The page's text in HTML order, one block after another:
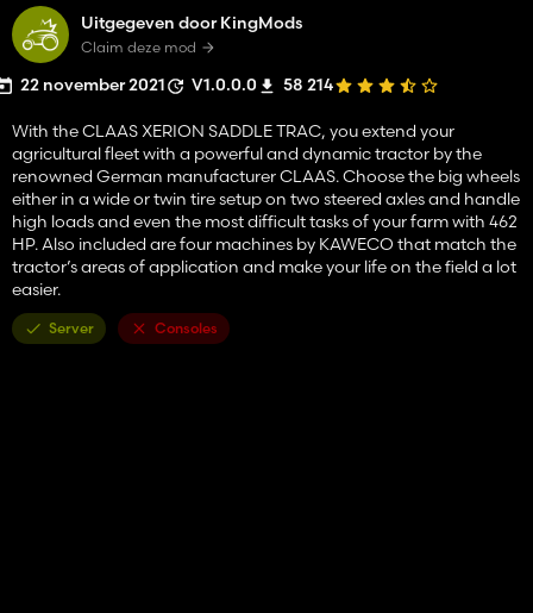
Uitgegeven door KingMods
Claim deze mod
22 november 2021 V1.0.0.0 58 214
With the CLAAS XERION SADDLE TRAC, you extend your
agricultural fleet with a powerful and dynamic tractor by the
renowned German manufacturer CLAAS. Choose the big wheels
either in a wide or twin tire setup on two steered axles and handle
high loads and even the most difficult tasks of your farm with 462
HP. Also included are four machines by KAWECO that match the
tractor’s areas of application and make your life on the field a lot
easier.
Server Consoles